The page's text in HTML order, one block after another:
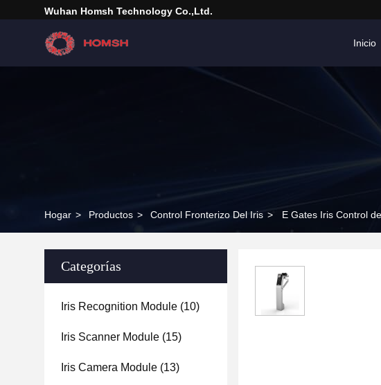
Wuhan Homsh Technology Co.,Ltd.
Inicio
Hogar > Productos > Control Fronterizo Del Iris > E Gates Iris Control
Categorías
Iris Recognition Module (10)
Iris Scanner Module (15)
Iris Camera Module (13)